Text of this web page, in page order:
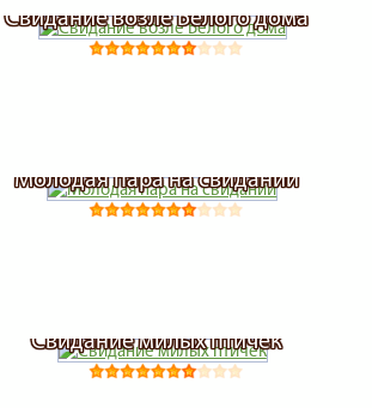
Свидание возле Белого дома
Молодая пара на свидании
Свидание милых птичек